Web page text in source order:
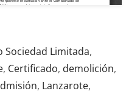
Sociedad Limitada,
, Certificado, demolición,
, Lanzarote,